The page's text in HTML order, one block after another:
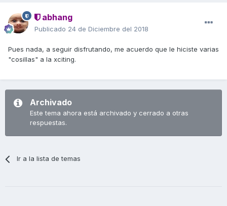
abhang
Publicado 24 de Diciembre del 2018
Pues nada, a seguir disfrutando, me acuerdo que le hiciste varias
"cosillas" a la xciting.
Archivado
Este tema ahora está archivado y cerrado a otras
respuestas.
Ir a la lista de temas